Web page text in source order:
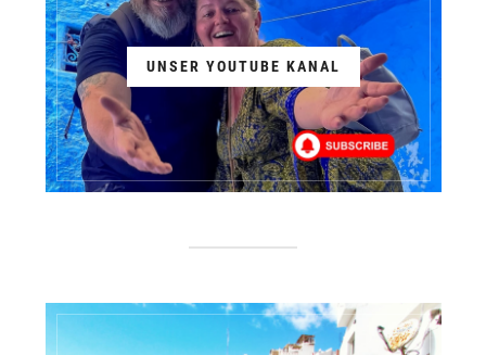
UNSER YOUTUBE KANAL